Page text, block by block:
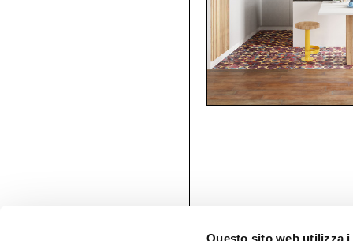
Questo sito web utilizza i